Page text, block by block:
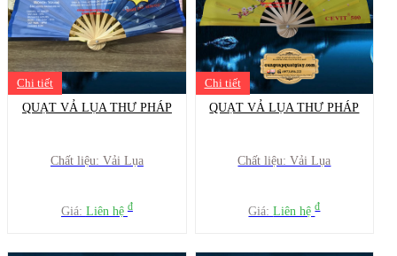
Chi tiết
QUẠT VẢ LỤA THƯ PHÁP
Chất liệu: Vải Lụa
Giá: Liên hệ đ
Chi tiết
QUẠT VẢ LỤA THƯ PHÁP
Chất liệu: Vải Lụa
Giá:Liên hệđ